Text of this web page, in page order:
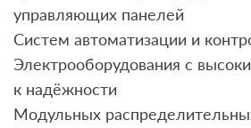
управляющих панелей
Систем автоматизации и
Электрооборудования с
к надёжности
Модульных